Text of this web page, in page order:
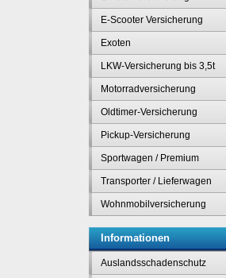
E-Scooter Versicherung
Exoten
LKW-Versicherung bis 3,5t
Motorradversicherung
Oldtimer-Versicherung
Pickup-Versicherung
Sportwagen / Premium
Transporter / Lieferwagen
Wohnmobilversicherung
Informationen
Auslandsschadenschutz